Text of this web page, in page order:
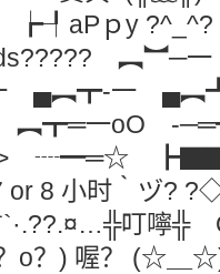
┢┦aΡｐy
▄︻┳-一
︻┳═一oO -
┈━═☆
8 小时｀ヅ? ?◇
叮嚀
o？) 喔？ (☆＿